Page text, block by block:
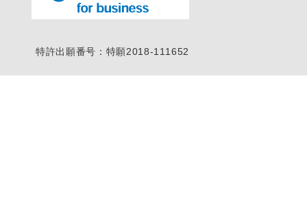
特許出願番号：特願2018-111652